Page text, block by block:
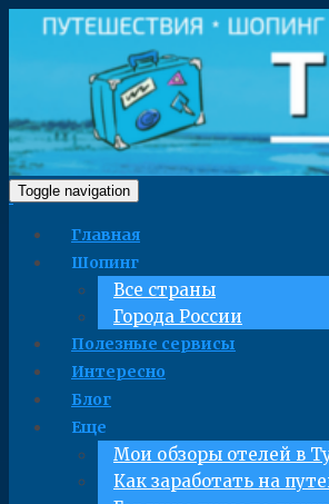
Toggle navigation
Главная
Шопинг
Все страны
Города России
Полезные сервисы
Интересно
Блог
Еще
Мои обзоры отелей в
Как заработать на